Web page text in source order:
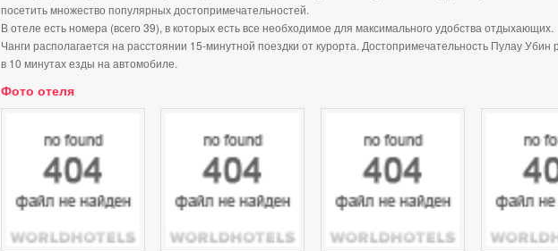
посетить множество популярных достопримечательностей.
В отеле есть номера (всего 39), в которых есть все необходимое для максимального удобства отдыхающих.
Чанги располагается на расстоянии 15-минутной поездки от курорта. Достопримечательность Пулау Убин
в 10 минутах езды на автомобиле.
Фото отеля